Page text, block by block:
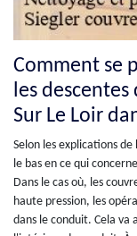
Comment se
les
Sur Le Loir
Selon les explications
le bas en ce qui
Dans le cas où, les
haute pression, les
dans le conduit. Cela